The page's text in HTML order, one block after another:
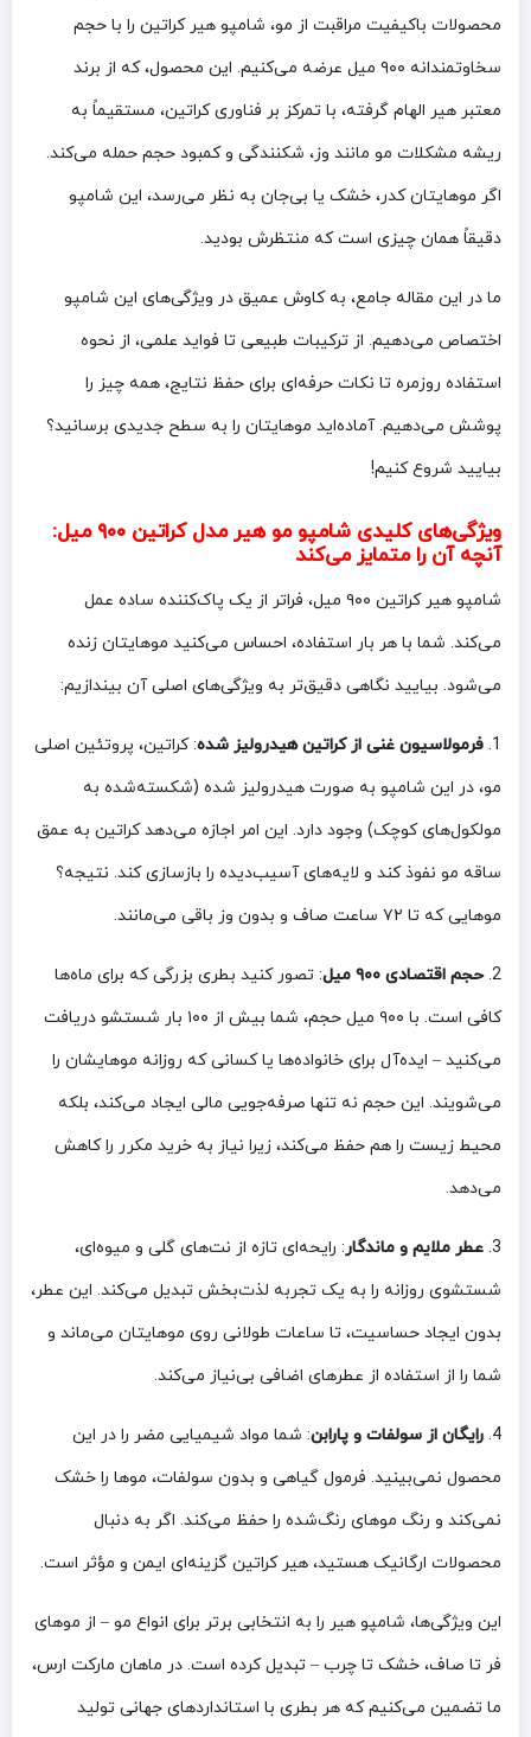
محصولات باکیفیت مراقبت از مو، شامپو هیر کراتین را با حجم
سخاوتمندانه ۹۰۰ میل عرضه می‌کنیم. این محصول، که از برند
معتبر هیر الهام گرفته، با تمرکز بر فناوری کراتین، مستقیماً به
ریشه مشکلات مو مانند وز، شکنندگی و کمبود حجم حمله می‌کند.
اگر موهایتان کدر، خشک یا بی‌جان به نظر می‌رسد، این شامپو
دقیقاً همان چیزی است که منتظرش بودید.
ما در این مقاله جامع، به کاوش عمیق در ویژگی‌های این شامپو
اختصاص می‌دهیم. از ترکیبات طبیعی تا فواید علمی، از نحوه
استفاده روزمره تا نکات حرفه‌ای برای حفظ نتایج، همه چیز را
پوشش می‌دهیم. آماده‌اید موهایتان را به سطح جدیدی برسانید؟
بیایید شروع کنیم!
ویژگی‌های کلیدی شامپو مو هیر مدل کراتین ۹۰۰ میل:
آنچه آن را متمایز می‌کند
شامپو هیر کراتین ۹۰۰ میل، فراتر از یک پاک‌کننده ساده عمل
می‌کند. شما با هر بار استفاده، احساس می‌کنید موهایتان زنده
می‌شود. بیایید نگاهی دقیق‌تر به ویژگی‌های اصلی آن بیندازیم:
1. فرمولاسیون غنی از کراتین هیدرولیز شده: کراتین، پروتئین اصلی
مو، در این شامپو به صورت هیدرولیز شده (شکسته‌شده به
مولکول‌های کوچک) وجود دارد. این امر اجازه می‌دهد کراتین به عمق
ساقه مو نفوذ کند و لایه‌های آسیب‌دیده را بازسازی کند. نتیجه؟
موهایی که تا ۷۲ ساعت صاف و بدون وز باقی می‌مانند.
2. حجم اقتصادی ۹۰۰ میل
: تصور کنید بطری بزرگی که برای ماه‌ها
کافی است. با ۹۰۰ میل حجم، شما بیش از ۱۰۰ بار شستشو دریافت
می‌کنید – ایده‌آل برای خانواده‌ها یا کسانی که روزانه موهایشان را
می‌شویند. این حجم نه تنها صرفه‌جویی مالی ایجاد می‌کند، بلکه
محیط زیست را هم حفظ می‌کند، زیرا نیاز به خرید مکرر را کاهش
می‌دهد.
3. عطر ملایم و ماندگار: رایحه‌ای تازه از نت‌های گلی و میوه‌ای،
شستشوی روزانه را به یک تجربه لذت‌بخش تبدیل می‌کند. این عطر،
بدون ایجاد حساسیت، تا ساعات طولانی روی موهایتان می‌ماند و
شما را از استفاده از عطرهای اضافی بی‌نیاز می‌کند.
4. رایگان از سولفات و پارابن: شما مواد شیمیایی مضر را در این
محصول نمی‌بینید. فرمول گیاهی و بدون سولفات، موها را خشک
نمی‌کند و رنگ موهای رنگ‌شده را حفظ می‌کند. اگر به دنبال
محصولات ارگانیک هستید، هیر کراتین گزینه‌ای ایمن و مؤثر است.
این ویژگی‌ها، شامپو هیر را به انتخابی برتر برای انواع مو – از موهای
فر تا صاف، خشک تا چرب – تبدیل کرده است. در ماهان مارکت ارس،
ما تضمین می‌کنیم که هر بطری با استانداردهای جهانی تولید